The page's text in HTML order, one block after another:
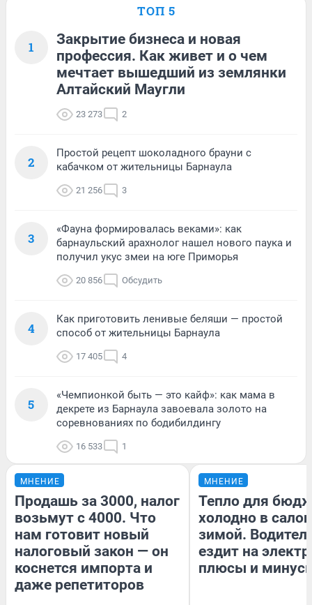
ТОП 5
1
Закрытие бизнеса и новая
профессия. Как живет и о чем
мечтает вышедший из землянки
Алтайский Маугли
23 273 2
2
Простой рецепт шоколадного брауни с
кабачком от жительницы Барнаула
21 256 3
3
«Фауна формировалась веками»: как
барнаульский арахнолог нашел нового паука и
получил укус змеи на юге Приморья
20 856 Обсудить
4
Как приготовить ленивые беляши — простой
способ от жительницы Барнаула
17 405 4
5
«Чемпионкой быть — это кайф»: как мама в
декрете из Барнаула завоевала золото на
соревнованиях по бодибилдингу
16 533 1
МНЕНИЕ
Продашь за 3000, налог
возьмут с 4000. Что
нам готовит новый
налоговый закон — он
коснется импорта и
даже репетиторов
МНЕНИЕ
Тепло для
холодно в
зимой.
ездит на
плюсы и